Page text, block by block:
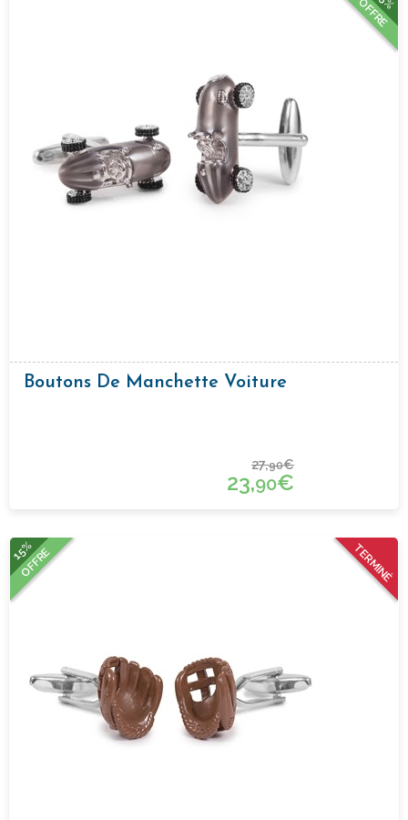
OFFRE
Boutons De Manchette Voiture
27,90€
23,90€
TERMINÉ
15%
OFFRE